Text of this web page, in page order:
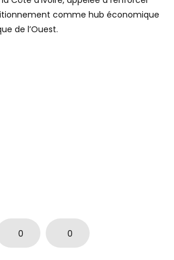
comme hub économique
de l’Ouest.
0 0